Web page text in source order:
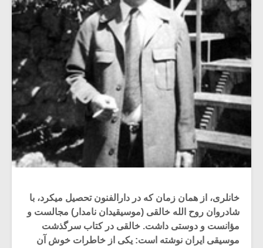
خانلری، از همان زمان که در دارالفنون تحصیل می‏کرد، با
شادروان روح الله خالقی‏ (موسیقیدان نامدار) مجالست و
مؤانست و دوستی داشت. خالقی در کتاب سرگذشت‏
موسیقی ایران نوشته است: یکی از خاطرات خوش آن